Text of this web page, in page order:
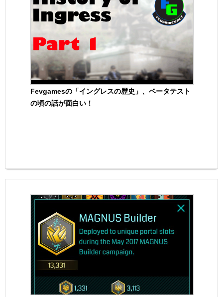
Fevgamesの「イングレスの歴史」、ベータテスト
の頃の話が面白い！